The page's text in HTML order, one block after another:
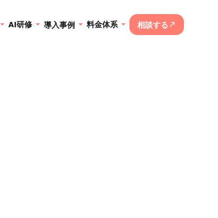
AI研修 導入事例 料金体系 相談する call_made